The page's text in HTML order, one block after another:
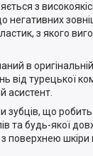
з
негативних
з якого
в
від турецької
асистент.
зубців, що
та будь-якої
з поверхнею